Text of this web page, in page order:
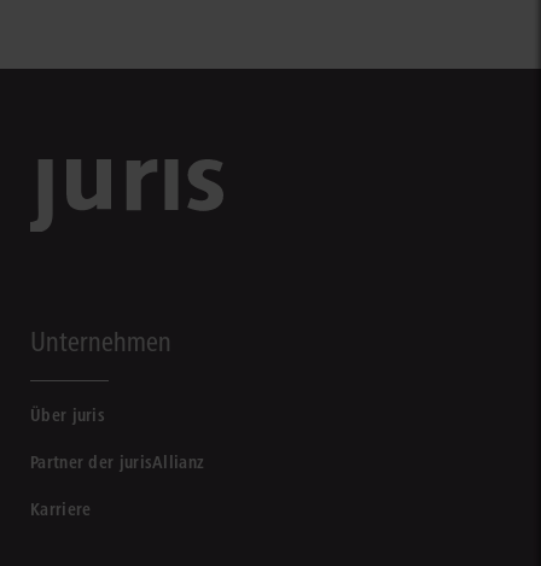
Unternehmen
Über juris
Partner der jurisAllianz
Karriere